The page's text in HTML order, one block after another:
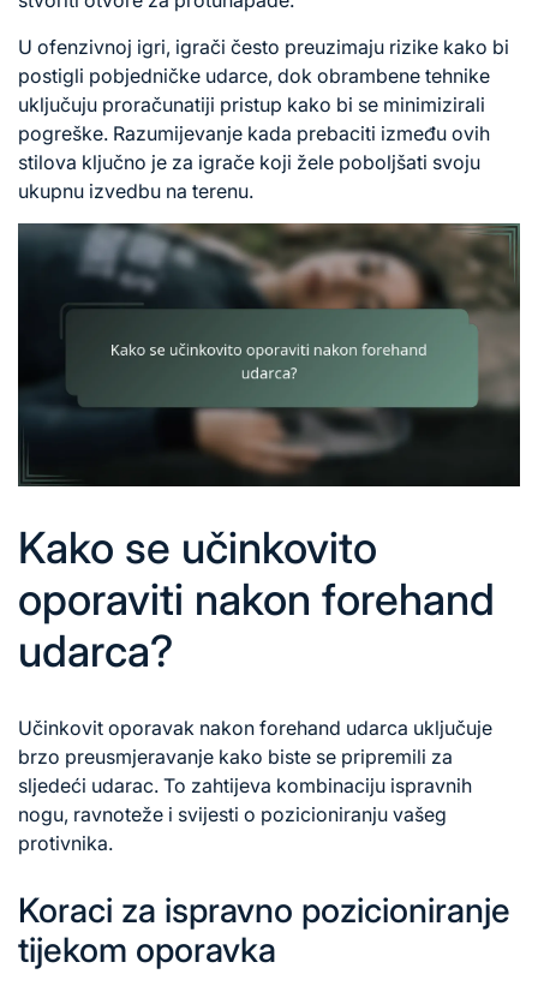
U ofenzivnoj igri, igrači često preuzimaju rizike kako bi
postigli pobjedničke udarce, dok obrambene tehnike
uključuju proračunatiji pristup kako bi se minimizirali
pogreške. Razumijevanje kada prebaciti između ovih
stilova ključno je za igrače koji žele poboljšati svoju
ukupnu izvedbu na terenu.
Kako se učinkovito
oporaviti nakon forehand
udarca?
Učinkovit oporavak nakon forehand udarca uključuje
brzo preusmjeravanje kako biste se pripremili za
sljedeći udarac. To zahtijeva kombinaciju ispravnih
nogu, ravnoteže i svijesti o pozicioniranju vašeg
protivnika.
Koraci za ispravno pozicioniranje
tijekom oporavka